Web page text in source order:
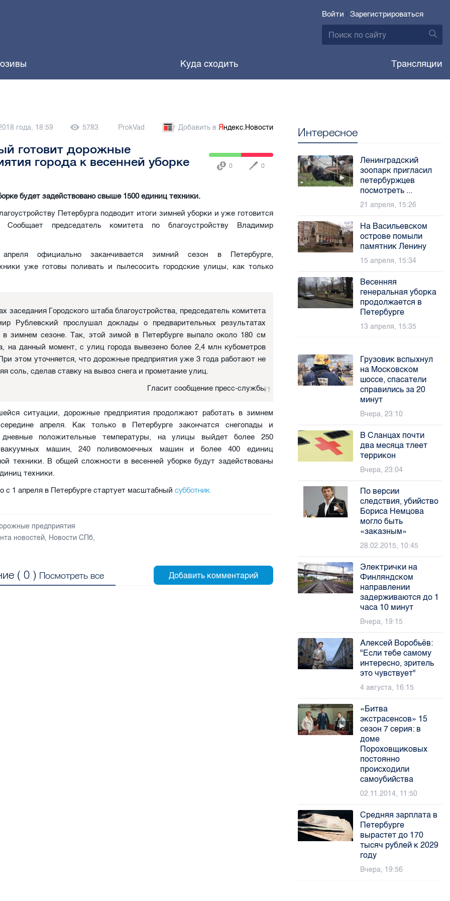
Войти | Зарегистрироваться
Куда сходить Трансляции
года, 18:59 5783 ProkVad Добавить в Яндекс.Новости
готовит дорожные
города к весенней уборке
0 0
будет задействовано свыше 1500 единиц техники.
Петербурга подводит итоги зимней уборки и уже готовится
Сообщает председатель комитета по благоустройству Владимир
официально заканчивается зимний сезон в Петербурге,
уже готовы поливать и пылесосить городские улицы, как только
заседания Городского штаба благоустройства, председатель комитета
Рублевский прослушал доклады о предварительных результатах
в зимнем сезоне. Так, этой зимой в Петербурге выпало около 180 см
на данный момент, с улиц города вывезено более 2,4 млн кубометров
этом уточняется, что дорожные предприятия уже 3 года работают не
соль, сделав ставку на вывоз снега и прометание улиц.
Гласит сообщение пресс-службы
ситуации, дорожные предприятия продолжают работать в зимнем
апреля. Как только в Петербурге закончатся снегопады и
дневные положительные температуры, на улицы выйдет более 250
вакуумных машин, 240 поливомоечных машин и более 400 единиц
техники. В общей сложности в весенней уборке будут задействованы
техники.
с 1 апреля в Петербурге стартует масштабныйсубботник.
предприятия
новостей, Новости СПб,
(0 ) Посмотреть все
Интересное
Ленинградский
зоопарк пригласил
петербуржцев
посмотреть ...
21 апреля, 15:26
На Васильевском
острове помыли
памятник Ленину
15 апреля, 15:34
Весенняя
генеральная уборка
продолжается в
Петербурге
13 апреля, 15:35
Грузовик вспыхнул
на Московском
шоссе, спасатели
справились за 20
минут
Вчера, 23:10
В Сланцах почти
два месяца тлеет
террикон
Вчера, 23:04
По версии
следствия, убийство
Бориса Немцова
могло быть
«заказным»
28.02.2015, 10:45
Электрички на
Финляндском
направлении
задерживаются до 1
часа 10 минут
Вчера, 19:15
Алексей Воробьёв:
"Если тебе самому
интересно, зритель
это чувствует"
4 августа, 16:15
«Битва
экстрасенсов» 15
сезон 7 серия: в
доме
Пороховщиковых
постоянно
происходили
самоубийства
02.11.2014, 11:50
Средняя зарплата в
Петербурге
вырастет до 170
тысяч рублей к 2029
году
Вчера, 19:56